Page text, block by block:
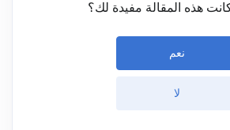
هذه المقالة مفيدة لك؟
نعم
لا